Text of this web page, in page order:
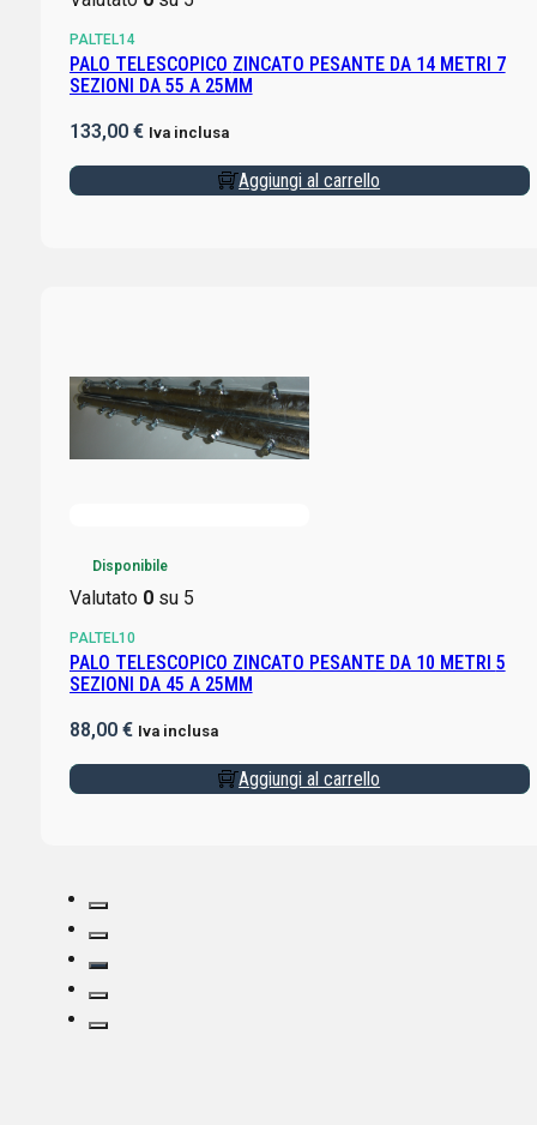
PALTEL14
PALO TELESCOPICO ZINCATO PESANTE DA 14 METRI 7
SEZIONI DA 55 A 25MM
133,00 € Iva inclusa
Aggiungi al carrello
Disponibile
Valutato 0su 5
PALTEL10
PALO TELESCOPICO ZINCATO PESANTE DA 10 METRI 5
SEZIONI DA 45 A 25MM
88,00 € Iva inclusa
Aggiungi al carrello